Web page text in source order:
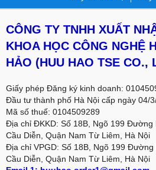
CÔNG TY TNHH XUẤT
KHOA HỌC CÔNG NGHỆ
HẢO (HUU HAO TSE CO.,
Giấy phép Đăng ký kinh doanh:
Đầu tư thành phố Hà Nội cấp ngày 04/
Mã số thuế: 0104509289
Địa chỉ ĐKKD: Số 18B, Ngõ 199 Đường
Cầu Diễn, Quận Nam Từ Liêm, Hà Nội
Địa chỉ VPGD: Số 18B, Ngõ 199
Cầu Diễn, Quận Nam Từ Liêm, Hà Nội